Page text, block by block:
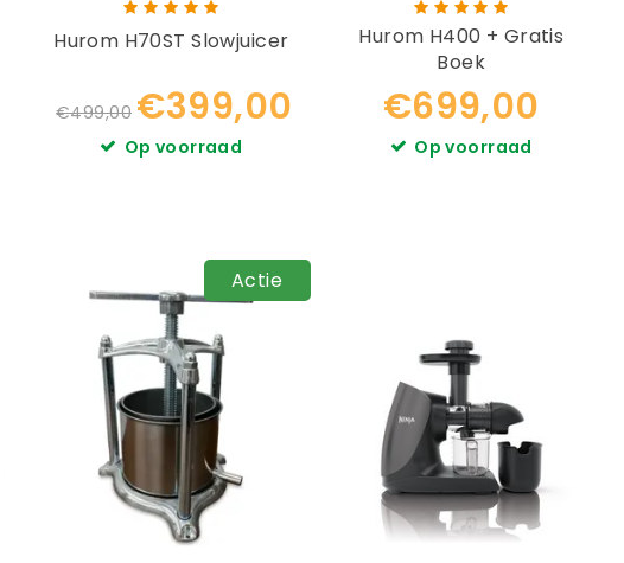
Hurom H70ST Slowjuicer
€499,00 €399,00
Op voorraad
Hurom H400 + Gratis
Boek
€699,00
Op voorraad
Actie